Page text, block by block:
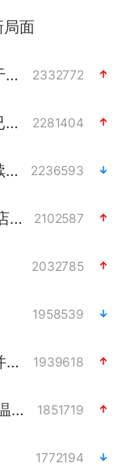
局面
白海豚对华东华北影响会大于巴威 2332772
俄称边境州遭乌大规模袭击已致13伤 2281404
上半年我国经营主体结构持续优化 2236593
于东来回应胖东来近25年老店年底关闭 2102587
2032785
1958539
国足U17与阿森纳决赛取消 并列冠军 1939618
香港刷新1884年以来最高气温纪录 1851719
1772194